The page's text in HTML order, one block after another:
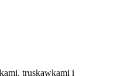
truskawkami i